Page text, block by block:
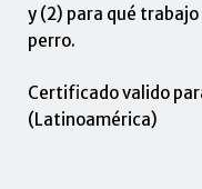
y (2) para qué
perro.
Certificado valido
(Latinoamérica)